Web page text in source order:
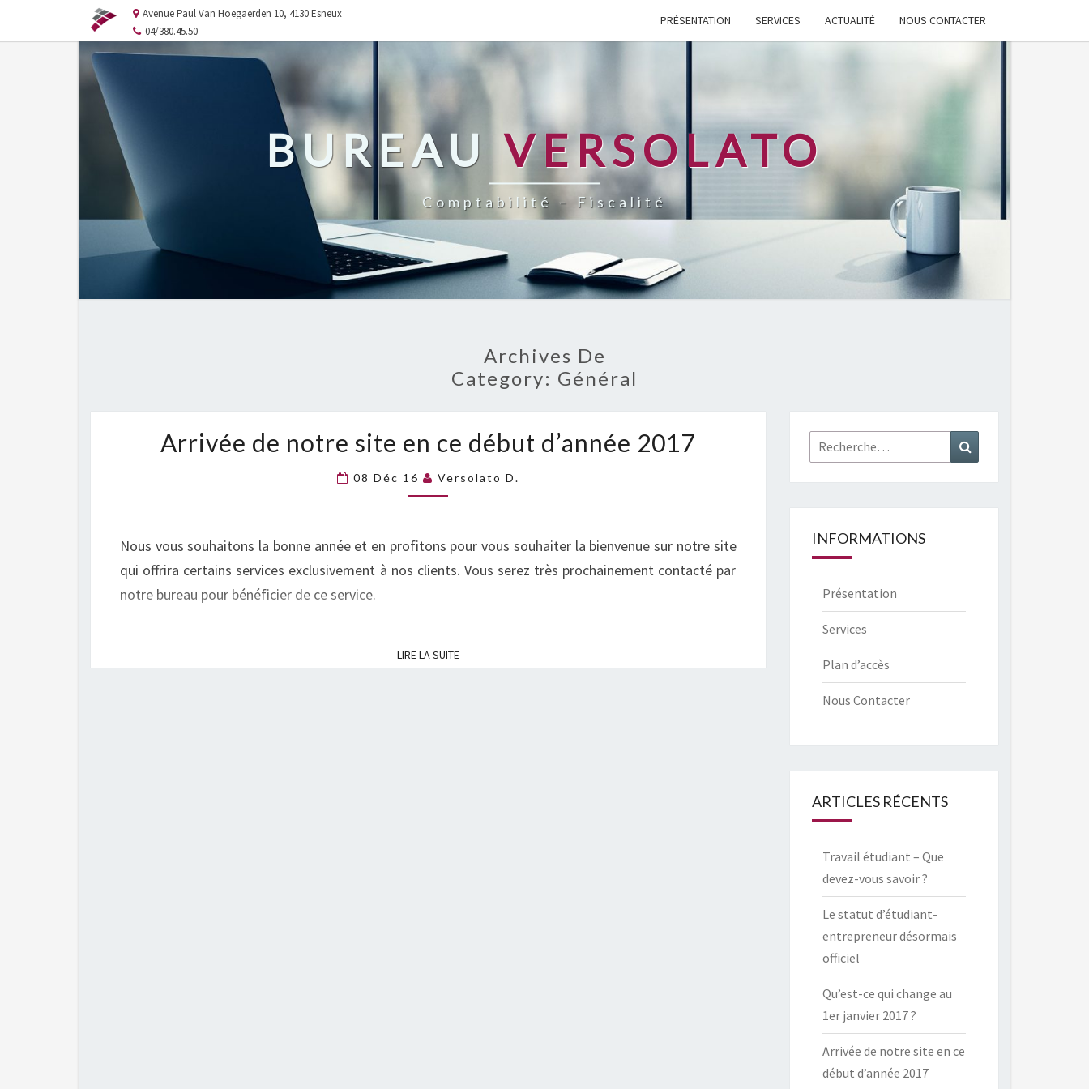
Avenue Paul Van Hoegaerden 10, 4130 Esneux
04/380.45.50
PRÉSENTATION SERVICES ACTUALITÉ NOUS CONTACTER
BUREAU VERSOLATO
Comptabilité – Fiscalité
Archives De
Category: Général
de
notre
site
ce
début
Arrivée de notre site en ce début d’année 2017
08 Déc 16 Versolato D.
Nous vous souhaitons la bonne année et en profitons pour vous souhaiter la bienvenue sur notre site
qui offrira certains services exclusivement à nos clients. Vous serez très prochainement contacté par
notre bureau pour bénéficier de ce service.
LIRE LA SUITELIRE LA SUITE
Rechercher :
INFORMATIONS
Présentation
Services
Plan d’accès
Nous Contacter
ARTICLES RÉCENTS
Travail étudiant – Que
devez-vous savoir ?
Le statut d’étudiant-
entrepreneur désormais
officiel
Qu’est-ce qui change au
1er janvier 2017 ?
Arrivée de notre site en ce
début d’année 2017